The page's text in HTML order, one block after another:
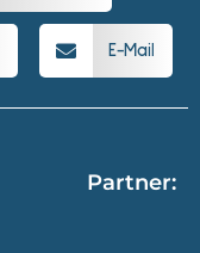
E-Mail
Partner: